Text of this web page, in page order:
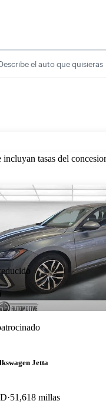
el auto que quisieras
tasas del
Aviso
Jetta
51,618 millas